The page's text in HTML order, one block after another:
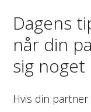
Dagens
når din
sig noget
Hvis din